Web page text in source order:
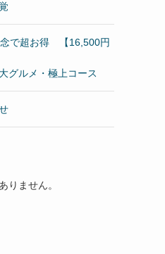
で超お得 【16,500円
グルメ・極上コース
りません。